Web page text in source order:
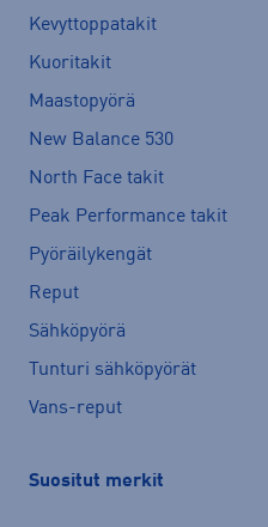
Kevyttoppatakit
Kuoritakit
Maastopyörä
New Balance 530
North Face takit
Peak Performance takit
Pyöräilykengät
Reput
Sähköpyörä
Tunturi sähköpyörät
Vans-reput
Suositut merkit